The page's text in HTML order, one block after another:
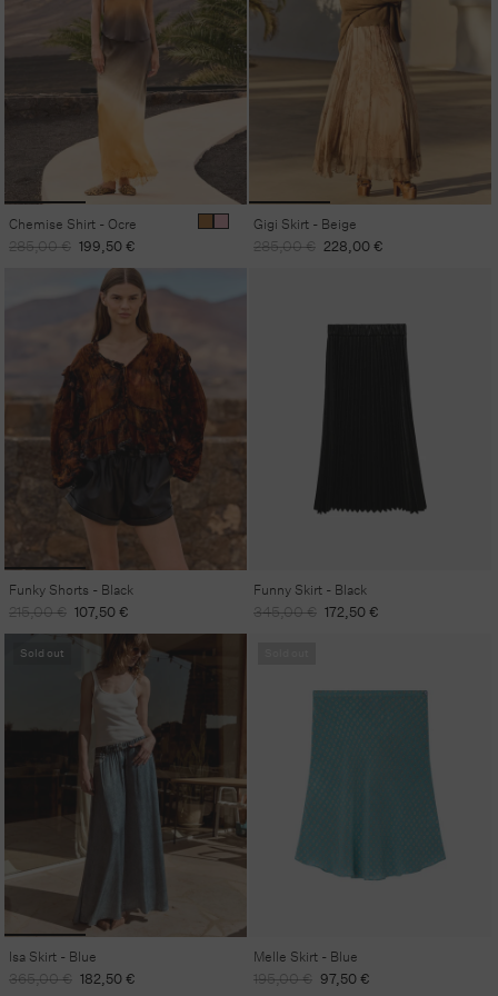
Chemise Shirt - Ocre
Regular
285,00 € Sale
199,50 €
Gigi Skirt - Beige
Regular
285,00 € Sale
228,00 €
Funky Shorts - Black
Regular
price
215,00 € Sale
price
107,50 €
Funny Skirt - Black
Regular
345,00 € Sale
172,50 €
Sold out
Isa Skirt - Blue
Regular
365,00 € Sale
182,50 €
Melle Skirt - Blue
Regular
195,00 € Sale
97,50 €